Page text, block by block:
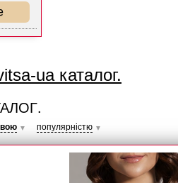
ua каталог.
▼ популярністю ▼